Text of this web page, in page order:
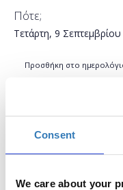
Consent
We care about your
Πότε;
Τετάρτη, 9
Προσθήκη στο
Συμμετοχή Η